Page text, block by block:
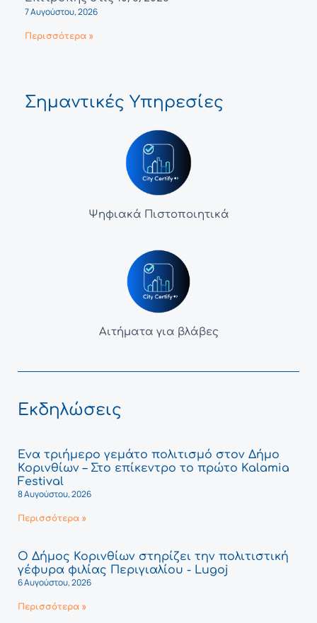
7 Αυγούστου, 2026
Περισσότερα »
Σημαντικές Υπηρεσίες
Ψηφιακά Πιστοποιητικά
Αιτήματα για βλάβες
Εκδηλώσεις
Ένα τριήμερο γεμάτο πολιτισμό στον Δήμο
Κορινθίων – Στο επίκεντρο το πρώτο Kalamia
Festival
8 Αυγούστου, 2026
Περισσότερα »
Ο Δήμος Κορινθίων στηρίζει την πολιτιστική
γέφυρα φιλίας Περιγιαλίου - Lugoj
6 Αυγούστου, 2026
Περισσότερα »